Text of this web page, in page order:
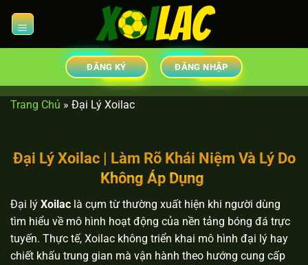
đến
ĐĂNG KÝ ĐĂNG NHẬP
Trang Chủ » Đại Lý Xoilac
Đại Lý Xoilac | Làm Rõ Khái Niệm Và Lý Do
Không Áp Dụng
Đại lý Xoilac là cụm từ thường xuất hiện khi người dùng
tìm hiểu về mô hình hoạt động của nền tảng bóng đá trực
tuyến. Thực tế, Xoilac không triển khai mô hình đại lý hay
chiết khấu trung gian mà vận hành theo hướng cung cấp